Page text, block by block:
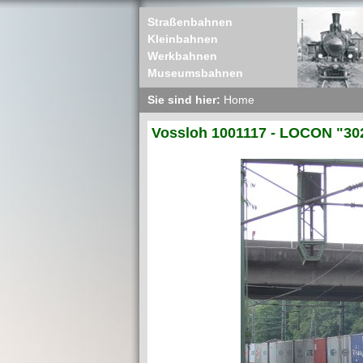
Straßenbahnen
Kleinbahnen
Werkbahnen
Museumsbahnen
Sie sind hier: Home
Vossloh 1001117 - LOCON